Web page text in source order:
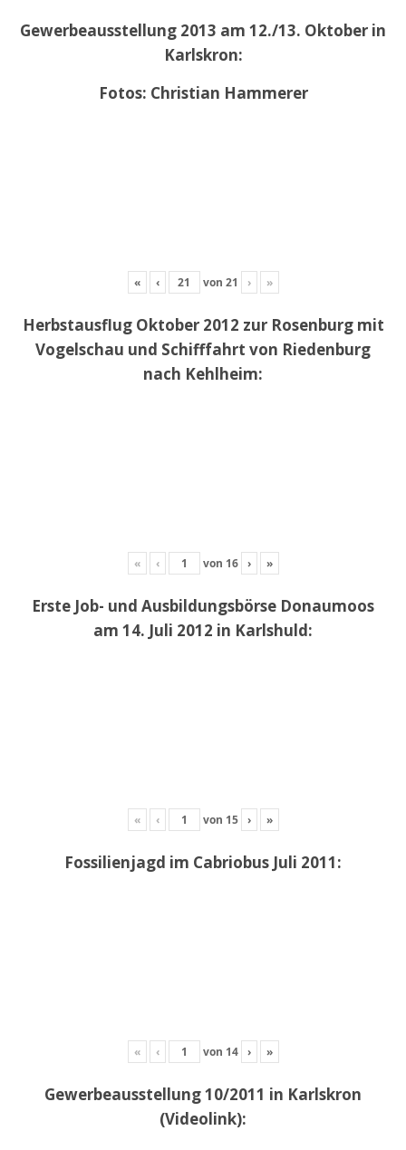
Gewerbeausstellung 2013 am 12./13. Oktober in
Karlskron:
Fotos: Christian Hammerer
« ‹ von 21 › »
Herbstausflug Oktober 2012 zur Rosenburg mit
Vogelschau und Schifffahrt von Riedenburg
nach Kehlheim:
« ‹ von 16 › »
Erste Job- und Ausbildungsbörse Donaumoos
am 14. Juli 2012 in Karlshuld:
« ‹ von 15 › »
Fossilienjagd im Cabriobus Juli 2011:
« ‹ von 14 › »
Gewerbeausstellung 10/2011 in Karlskron
(Videolink):